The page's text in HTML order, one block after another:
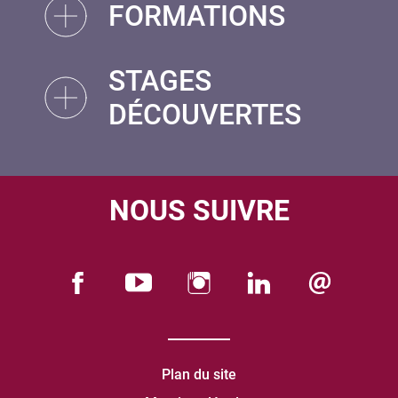
FORMATIONS
STAGES
DÉCOUVERTES
NOUS SUIVRE
Plan du site